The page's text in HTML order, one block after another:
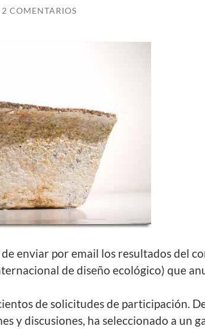
2 COMENTARIOS
de enviar por email los resultados del
de diseño ecológico) que
de solicitudes de participación.
y discusiones, ha seleccionado a un